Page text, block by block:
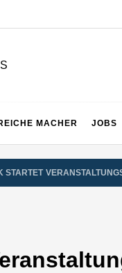
MACHER JOBS
STARTET